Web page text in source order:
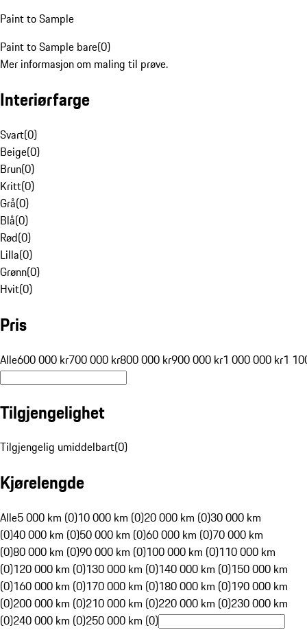
Paint to Sample
Paint to Sample bare(0)
Mer informasjon om maling til prøve.
Interiørfarge
Svart(0)
Beige(0)
Brun(0)
Kritt(0)
Grå(0)
Blå(0)
Rød(0)
Lilla(0)
Grønn(0)
Hvit(0)
Pris
Alle600 000 kr700 000 kr800 000 kr900 000 kr1 000 000 kr1
Tilgjengelighet
Tilgjengelig umiddelbart(0)
Kjørelengde
Alle5 000 km (0)10 000 km (0)20 000 km (0)30 000 km
(0)40 000 km (0)50 000 km (0)60 000 km (0)70 000 km
(0)80 000 km (0)90 000 km (0)100 000 km (0)110 000 km
(0)120 000 km (0)130 000 km (0)140 000 km (0)150 000 km
(0)160 000 km (0)170 000 km (0)180 000 km (0)190 000 km
(0)200 000 km (0)210 000 km (0)220 000 km (0)230 000 km
(0)240 000 km (0)250 000 km (0)